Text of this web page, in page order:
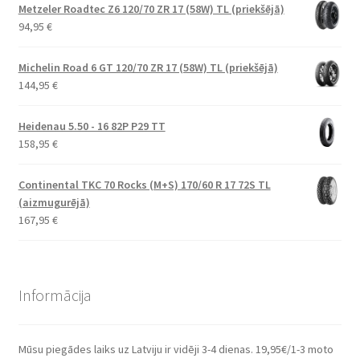
Metzeler Roadtec Z6 120/70 ZR 17 (58W) TL (priekšējā)
94,95 €
Michelin Road 6 GT 120/70 ZR 17 (58W) TL (priekšējā)
144,95 €
Heidenau 5.50 - 16 82P P29 TT
158,95 €
Continental TKC 70 Rocks (M+S) 170/60 R 17 72S TL
(aizmugurējā)
167,95 €
Informācija
Mūsu piegādes laiks uz Latviju ir vidēji 3-4 dienas. 19,95€/1-3 moto